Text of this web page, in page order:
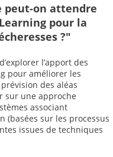
peut-on attendre
pour la
?"
l’apport des
pour améliorer les
des aléas
sur une approche
associant
(basées sur les processus
issues de techniques